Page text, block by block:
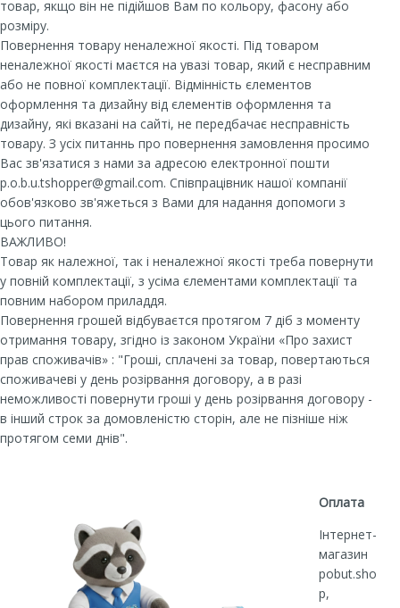
товар, якщо він не підійшов Вам по кольору, фасону або
розміру.
Повернення товару неналежної якості. Під товаром
неналежної якості маєтся на увазі товар, який є несправним
або не повної комплектації. Відмінність єлементов
оформлення та дизайну від єлементів оформлення та
дизайну, які вказані на сайті, не передбачає несправність
товару. З усіх питаннь про повернення замовлення просимо
Вас зв'язатися з нами за адресою електронної пошти
p.o.b.u.tshopper@gmail.com. Співпрацівник нашої компанії
обов'язково зв'яжеться з Вами для надання допомоги з
цього питання.
ВАЖЛИВО!
Товар як належної, так і неналежної якості треба повернути
у повній комплектації, з усіма єлементами комплектації та
повним набором приладдя.
Повернення грошей відбуваєтся протягом 7 діб з моменту
отримання товару, згідно із законом України «Про захист
прав споживачів» : "Гроші, сплачені за товар, повертаються
споживачеві у день розірвання договору, а в разі
неможливості повернути гроші у день розірвання договору -
в інший строк за домовленістю сторін, але не пізніше ніж
протягом семи днів".
Оплата
Інтернет-
магазин
pobut.sho
p,